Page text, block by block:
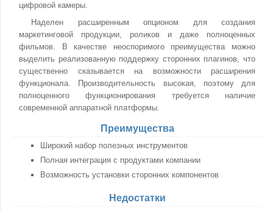
цифровой камеры.
Наделен расширенным опционом для создания
маркетинговой продукции, роликов и даже полноценных
фильмов. В качестве неоспоримого преимущества можно
выделить реализованную поддержку сторонних плагинов, что
существенно сказывается на возможности расширения
функционала. Производительность высокая, поэтому для
полноценного функционирования требуется наличие
современной аппаратной платформы.
Преимущества
Широкий набор полезных инструментов
Полная интеграция с продуктами компании
Возможность установки сторонних компонентов
Недостатки